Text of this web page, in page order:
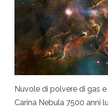
Nuvole di polvere di gas
Carina Nebula 7500 anni